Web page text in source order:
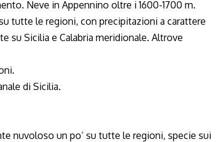
Neve in Appennino oltre i 1600-1700 m.
tutte le regioni, con precipitazioni a carattere
su Sicilia e Calabria meridionale. Altrove
di Sicilia.
nuvoloso un po’ su tutte le regioni, specie sui